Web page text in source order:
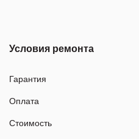
Условия ремонта
Гарантия
Оплата
Стоимость